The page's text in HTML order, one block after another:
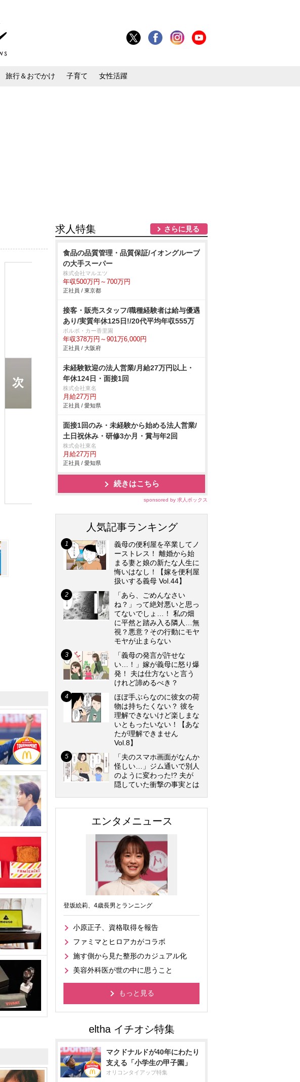
旅行＆おでかけ 子育て 女性活躍
求人特集 さらに見る
食品の品質管理・品質保証/イオングループ
の大手スーパー
株式会社マルエツ
年収500万円～700万円
正社員 / 東京都
接客・販売スタッフ/職種経験者は給与優遇
あり/実質年休125日!/20代平均年収555万
ボルボ・カー香里園
年収378万円～901万6,000円
正社員 / 大阪府
未経験歓迎の法人営業/月給27万円以上・
年休124日・面接1回
株式会社東名
月給27万円
正社員 / 愛知県
面接1回のみ・未経験から始める法人営業/
土日祝休み・研修3か月・賞与年2回
株式会社東名
月給27万円
正社員 / 愛知県
続きはこちら
sponsored by 求人ボックス
人気記事ランキング
義母の便利屋を卒業してノ
ーストレス！ 離婚から始
まる妻と娘の新たな人生に
悔いはなし！【嫁を便利屋
扱いする義母 Vol.44】
「あら、ごめんなさい
ね？」って絶対悪いと思っ
てないでしょ…！ 私の畑
に平然と踏み入る隣人…無
視？悪意？その行動にモヤ
モヤが止まらない
「義母の発言が許せな
い…！」嫁が義母に怒り爆
発！ 夫は仕方ないと言う
けれど諦めるべき？
ほぼ手ぶらなのに彼女の荷
物は持ちたくない？ 彼を
理解できないけど楽しまな
いともったいない！【あな
たが理解できません
Vol.8】
「夫のスマホ画面がなんか
怪しい…」ジム通いで別人
のように変わった!? 夫が
隠していた衝撃の事実とは
エンタメニュース
登坂絵莉、4歳長男とランニング
小原正子、資格取得を報告
ファミマとヒロアカがコラボ
施す側から見た整形のカジュアル化
美容外科医が世の中に思うこと
もっと見る
マクドナルドが40年にわたり
支える「小学生の甲子園」
オリコンタイアップ特集